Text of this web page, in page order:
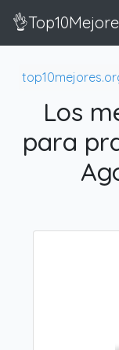
Los
para